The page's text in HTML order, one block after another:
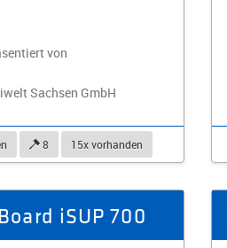
von
Sachsen GmbH
8 15x vorhanden
iSUP 700